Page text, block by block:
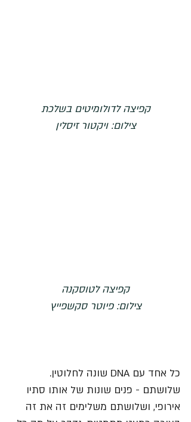
קפיצה לדולומיטים בשלכת
צילום: ויקטור זיסלין
קפיצה לטוסקנה
צילום: פיוטר סקשפייץ
כל אחד עם DNA שונה לחלוטין.
שלושתם - פנים שונות של אותו סתיו
אירופי, ושלושתם משלימים זה את זה